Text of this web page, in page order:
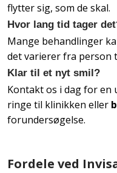
flytter sig, som de skal.
Hvor lang tid tager
Mange behandlinger
det varierer fra person
Klar til et nyt smil?
Kontakt os i dag for en
ringe til klinikken eller
forundersøgelse.
Fordele ved